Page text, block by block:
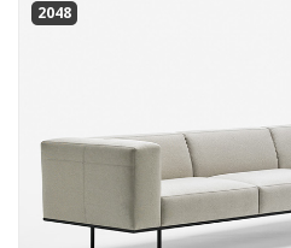
2048